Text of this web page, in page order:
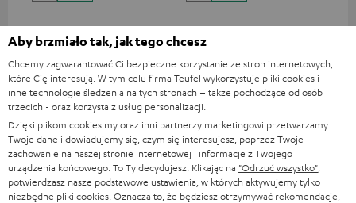
Pełna zawartość zestawu
STEREO L 2
1 × STEREO L 2 Podstawowy Mk4 23 (szt.) – Black
1 × Kabel sieciowy do STEREO L 2 1,5 m – Black
1 × Stojak dla STEREO L 2
Aby brzmiało tak, jak tego chcesz
Chcemy zagwarantować Ci bezpieczne korzystanie ze stron internetowych,
które Cię interesują. W tym celu firma Teufel wykorzystuje pliki cookies i
inne technologie śledzenia na tych stronach – także pochodzące od osób
trzecich - oraz korzysta z usług personalizacji.
Dzięki plikom cookies my oraz inni partnerzy marketingowi przetwarzamy
Twoje dane i dowiadujemy się, czym się interesujesz, poprzez Twoje
zachowanie na naszej stronie internetowej i informacje z Twojego
urządzenia końcowego. To Ty decydujesz: Klikając na "Odrzuć wszystko"
potwierdzasz nasze podstawowe ustawienia, w których aktywujemy tylko
niezbędne pliki cookies. Oznacza to, że będziesz otrzymywać rekomendacje,